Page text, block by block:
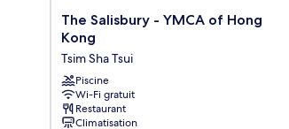
The
Salisbury
YMCA
of
Hong
Kong
The Salisbury - YMCA of Hong
Kong
Tsim Sha Tsui
Piscine
Wi-Fi gratuit
Restaurant
Climatisation